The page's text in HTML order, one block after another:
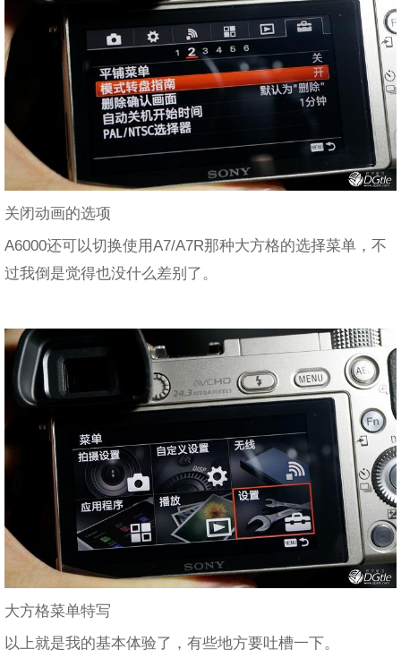
关闭动画的选项
A6000还可以切换使用A7/A7R那种大方格的选择菜单，不
过我倒是觉得也没什么差别了。
大方格菜单特写
以上就是我的基本体验了，有些地方要吐槽一下。